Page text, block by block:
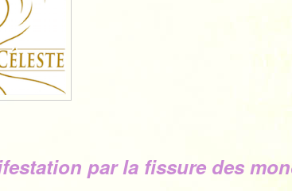
par la fissure des